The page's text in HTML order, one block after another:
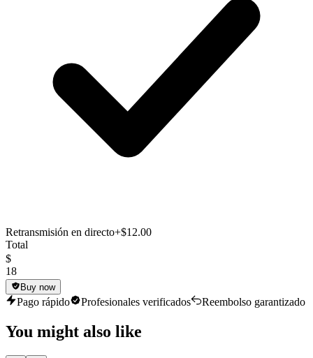
Retransmisión en directo+$12.00
Total
$
18
Buy now
Pago rápido Profesionales verificados Reembolso garantizado
You might also like